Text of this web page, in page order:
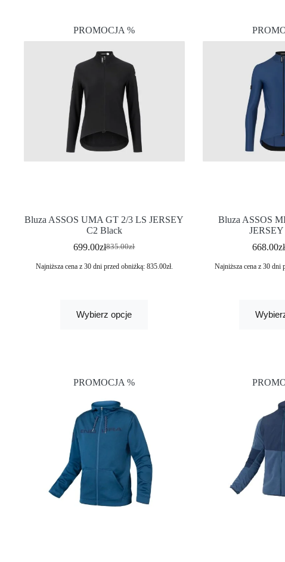
PROMOCJA %
Bluza ASSOS UMA GT 2/3 LS JERSEY
C2 Black
835.00zł
699.00zł
Najniższa cena z 30 dni przed obniżką: 835.00zł.
Wybierz opcje
Bluza ASSOS
668.00zł
Najniższa cena z 30 dni
PROMOCJA %